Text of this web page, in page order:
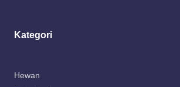
Kategori
Hewan